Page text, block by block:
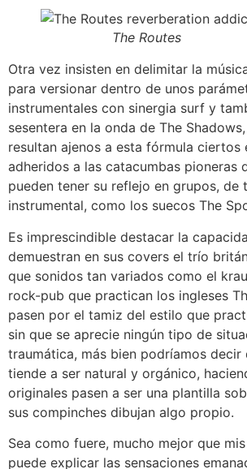
The Routes
Otra vez insisten en delimitar la
para versionar dentro de unos
instrumentales con sinergia surf y
sesentera en la onda de The
resultan ajenos a esta fórmula ciertos
adheridos a las catacumbas pioneras
pueden tener su reflejo en grupos, de
instrumental, como los suecos The
Es imprescindible destacar la
demuestran en sus covers el trío
que sonidos tan variados como el
rock-pub que practican los ingleses
pasen por el tamiz del estilo que
sin que se aprecie ningún tipo de
traumática, más bien podríamos decir
tiende a ser natural y orgánico,
originales pasen a ser una plantilla
sus compinches dibujan algo propio.
Sea como fuere, mucho mejor que
puede explicar las sensaciones